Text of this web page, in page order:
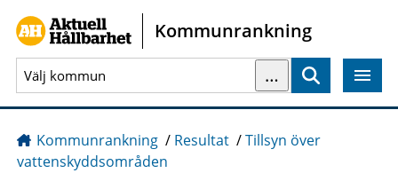
Gå direkt till sidans innehåll
Kommunrankning
…
Kommunrankning / Resultat /Tillsyn över
vattenskyddsområden